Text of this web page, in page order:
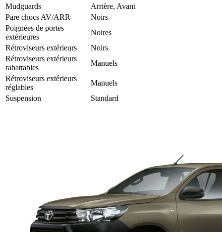
Mudguards
Arrière, Avant
Pare chocs AV/ARR
Noirs
Poignées de portes
extérieures
Noires
Rétroviseurs extérieurs
Noirs
Rétroviseurs extérieurs
rabattables
Manuels
Rétroviseurs extérieurs
réglables
Manuels
Suspension
Standard